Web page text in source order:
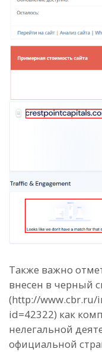
Также важно
внесен в черный
(http://www.cbr.ru/
id=42322) как
нелегальной
официальной